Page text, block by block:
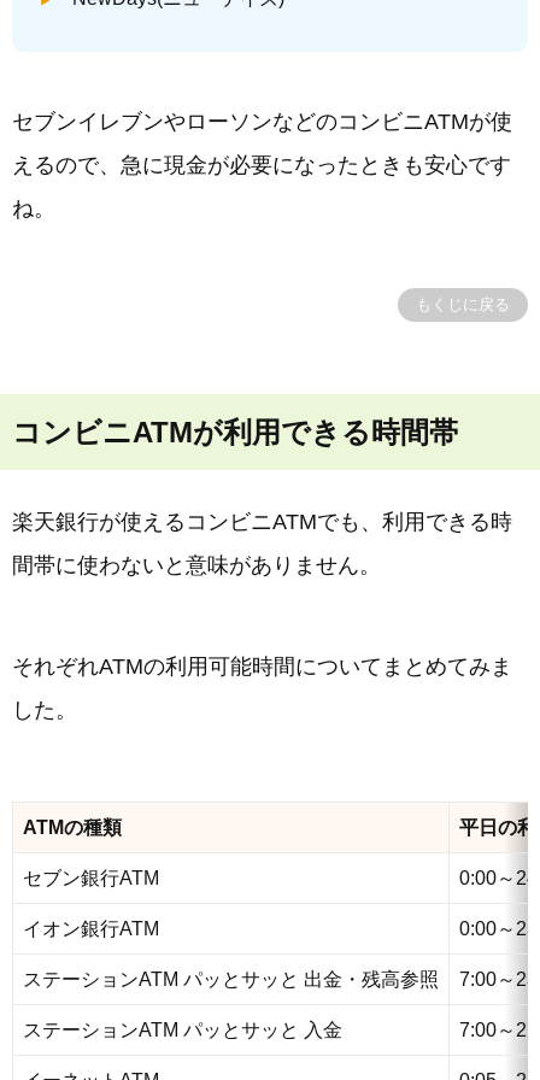
セブンイレブンやローソンなどのコンビニATMが使
えるので、急に現金が必要になったときも安心です
ね。
もくじに戻る
コンビニATMが利用できる時間帯
楽天銀行が使えるコンビニATMでも、利用できる時
間帯に使わないと意味がありません。
それぞれATMの利用可能時間についてまとめてみま
した。
ATMの種類 平日の
セブン銀行ATM 0:00～
イオン銀行ATM 0:00～
ステーションATM パッとサッと 出金・残高参照 7:00～
ステーションATM パッとサッと 入金 7:00～